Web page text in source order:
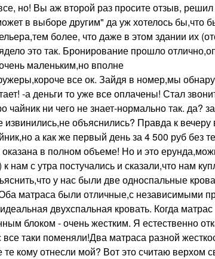
но! Вы аж второй раз просите отзыв,
в выборе другим" да уж хотелось бы,что
более, что даже в этом здании их
это так. Бронирование прошло
маленьким,но вполне
все ок. Зайдя в номер,мы
-а деньги то уже все оплачены! Стал
ни чего не знает-нормально так. да?
объяснились? Правда к вечеру
а как же первый день за 4 500 руб без
в полном объеме! Но и это
с утра постучались и сказали,что нам
у нас были две односпальные
матраса были отличные,с независимыми
двухспальная кровать. Когда
блоком - очень жестким. Я естественно
таки поменяли!Два матраса разной
кому отнесли мой? Вот это считаю верхом